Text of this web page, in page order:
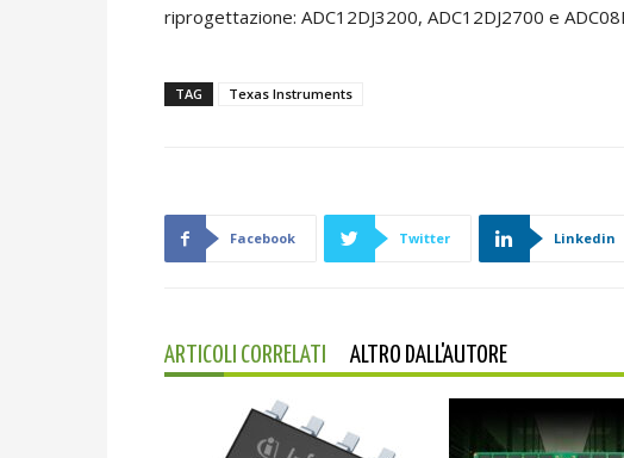
riprogettazione: ADC12DJ3200, ADC12DJ2700 e
TAG Texas Instruments
Facebook Twitter Linkedin
ARTICOLI CORRELATI ALTRO DALL'AUTORE